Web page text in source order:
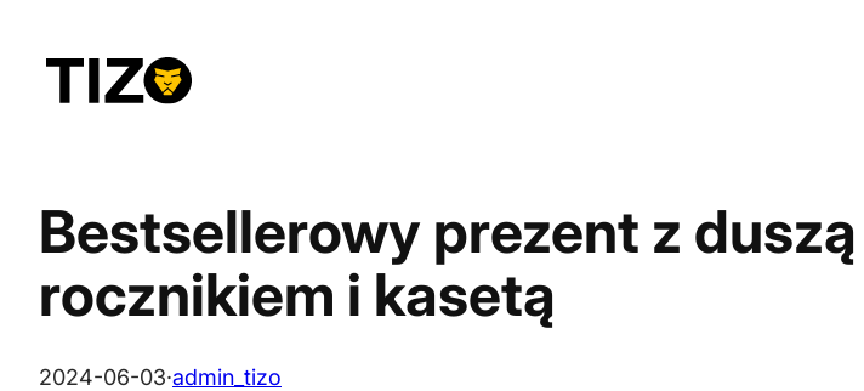
Bestsellerowy prezent z
rocznikiem i kasetą
2024-06-03·admin_tizo